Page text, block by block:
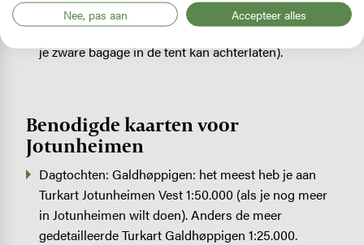
wildkampeertocht omdat je voor de beklimmingen
vaak heen en weer moet (waardoor je een deel van
je zware bagage in de tent kan achterlaten).
Benodigde kaarten voor
Jotunheimen
Dagtochten: Galdhøppigen: het meest heb je aan
Turkart Jotunheimen Vest 1:50.000 (als je nog meer
in Jotunheimen wilt doen). Anders de meer
gedetailleerde Turkart Galdhøppigen 1:25.000.
Nee, pas aan Accepteer alles